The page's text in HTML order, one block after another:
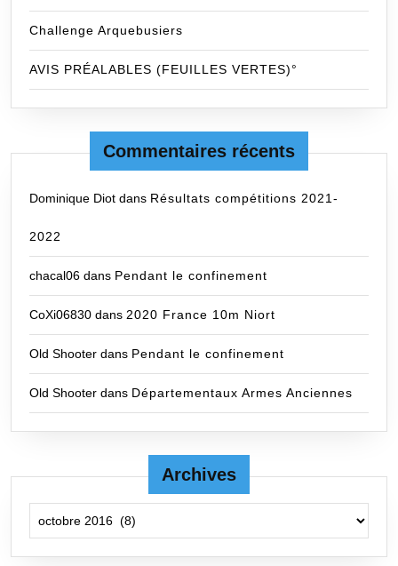
Challenge Arquebusiers
AVIS PRÉALABLES (FEUILLES VERTES)°
Commentaires récents
Dominique Diot dans Résultats compétitions 2021-
2022
chacal06 dans Pendant le confinement
CoXi06830 dans 2020 France 10m Niort
Old Shooter dans Pendant le confinement
Old Shooter dans Départementaux Armes Anciennes
Archives